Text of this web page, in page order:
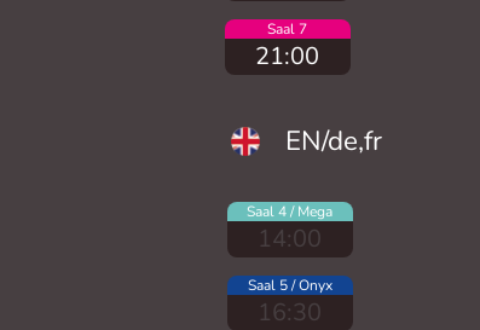
Saal 7
21:00
EN/de,fr
Saal 4 / Mega
14:00
Saal 5 / Onyx
16:30